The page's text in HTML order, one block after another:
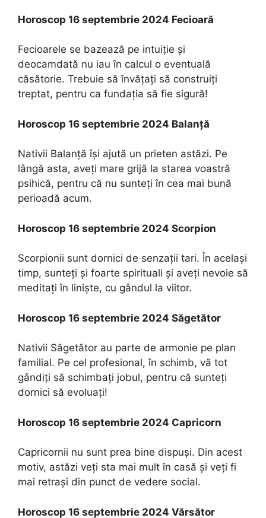
Horoscop 16 septembrie 2024 Fecioară
Fecioarele se bazează pe intuiţie şi
deocamdată nu iau în calcul o eventuală
căsătorie. Trebuie să învăţaţi să construiţi
treptat, pentru ca fundaţia să fie sigură!
Horoscop 16 septembrie 2024 Balanţă
Nativii Balanţă îşi ajută un prieten astăzi. Pe
lângă asta, aveţi mare grijă la starea voastră
psihică, pentru că nu sunteţi în cea mai bună
perioadă acum.
Horoscop 16 septembrie 2024 Scorpion
Scorpionii sunt dornici de senzaţii tari. În acelaşi
timp, sunteţi şi foarte spirituali şi aveţi nevoie să
meditaţi în linişte, cu gândul la viitor.
Horoscop 16 septembrie 2024 Săgetător
Nativii Săgetător au parte de armonie pe plan
familial. Pe cel profesional, în schimb, vă tot
gândiţi să schimbaţi jobul, pentru că sunteţi
dornici să evoluaţi!
Horoscop 16 septembrie 2024 Capricorn
Capricornii nu sunt prea bine dispuşi. Din acest
motiv, astăzi veţi sta mai mult în casă şi veţi fi
mai retraşi din punct de vedere social.
Horoscop 16 septembrie 2024 Vărsător